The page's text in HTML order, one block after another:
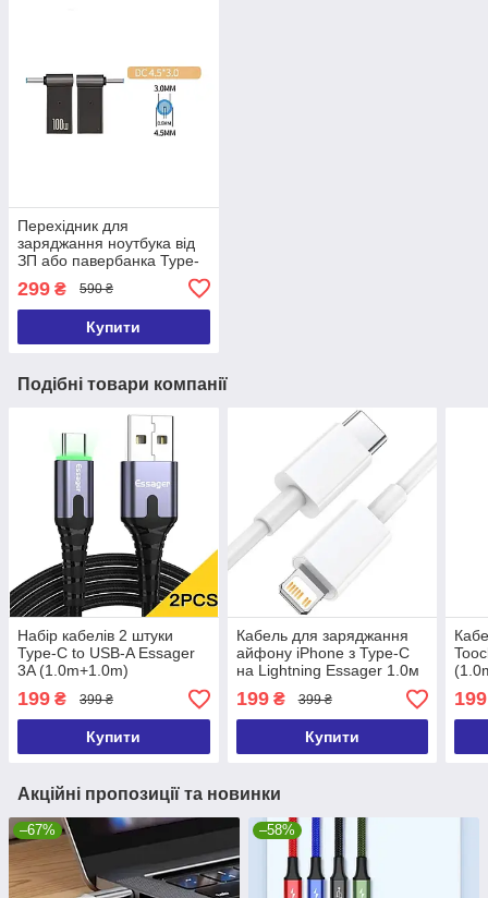
Перехідник для
заряджання ноутбука від
ЗП або павербанка Type-
299 ₴ 590 ₴
Купити
Подібні товари компанії
Набір кабелів 2 штуки
Type-C to USB-A Essager
3A (1.0m+1.0m)
199 ₴ 399 ₴
Купити
Кабель для заряджання
айфону iPhone з Type-C
на Lightning Essager 1.0м
199₴ 399 ₴
Купити
199
Акційні пропозиції та новинки
–67% –58%